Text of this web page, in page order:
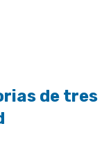
de tres